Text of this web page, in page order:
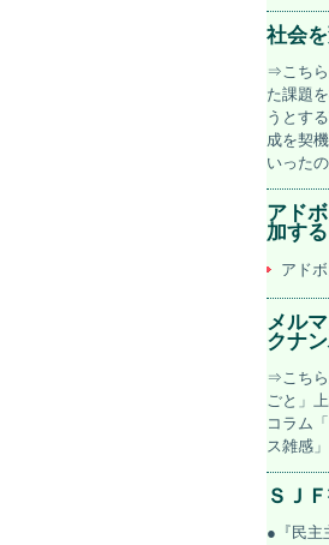
社会
⇒こちら
た課題
うとす
成を契
いったの
アド
加する
アド
メル
クナ
⇒こちら
ごと」
コラム
ス雑感
ＳＪ
●『民主